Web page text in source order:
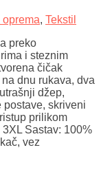
oprema, Tekstil
preko
i steznim
čičak
dnu rukava, dva
džep,
postave, skriveni
prilikom
Sastav: 100%
vez